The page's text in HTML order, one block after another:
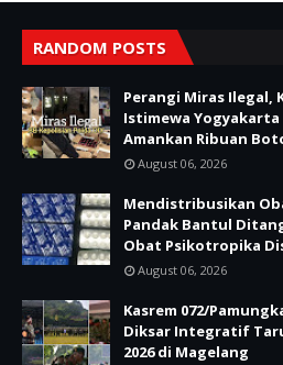
RANDOM POSTS
Perangi Miras Ilegal,
Istimewa Yogyakarta
Amankan Ribuan
August 06, 2026
Mendistribusikan
Pandak Bantul
Obat Psikotropika
August 06, 2026
Kasrem 072/
Diksar Integratif
2026 di Magelang